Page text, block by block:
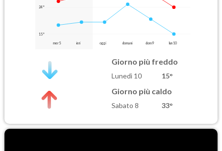
24°
15°
mer 5 ieri oggi domani dom 9 lun 10
Giorno più freddo
Lunedì 10 15°
Giorno più caldo
Sabato 8 33°